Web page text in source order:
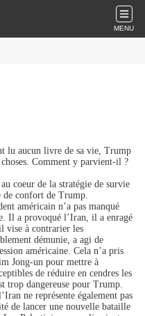
MENU
lu aucun livre de sa vie, Trump
Comment y parvient-il ?
coeur de la stratégie de survie
de confort de Trump.
américain n’a pas manqué
Il a provoqué l’Iran, il a enragé
vise à contrarier les
démunie, a agi de
américaine. Cela n’a pris
Jong-un pour mettre à
de réduire en cendres les
trop dangereuse pour Trump.
ne représente également pas
de lancer une nouvelle bataille